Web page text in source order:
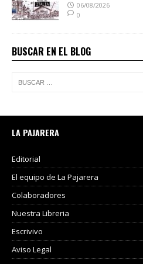
06/08/2026
0
BUSCAR EN EL BLOG
LA PAJARERA
Editorial
El equipo de La Pajarera
Colaboradores
Nuestra Libreria
Escrivivo
Aviso Legal